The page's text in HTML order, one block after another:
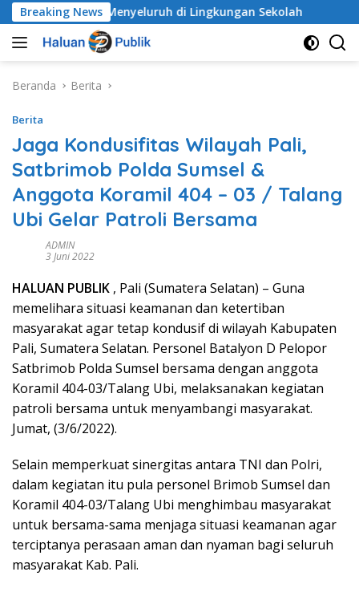
Langsung
ke
konten
Breaking News
Secara Menyeluruh di Lingkungan Sekolah
Beranda Berita
Berita
Jaga Kondusifitas Wilayah Pali,
Satbrimob Polda Sumsel &
Anggota Koramil 404 – 03 / Talang
Ubi Gelar Patroli Bersama
ADMIN
3 Juni 2022
HALUAN PUBLIK , Pali (Sumatera Selatan) – Guna
memelihara situasi keamanan dan ketertiban
masyarakat agar tetap kondusif di wilayah Kabupaten
Pali, Sumatera Selatan. Personel Batalyon D Pelopor
Satbrimob Polda Sumsel bersama dengan anggota
Koramil 404-03/Talang Ubi, melaksanakan kegiatan
patroli bersama untuk menyambangi masyarakat.
Jumat, (3/6/2022).
Selain memperkuat sinergitas antara TNI dan Polri,
dalam kegiatan itu pula personel Brimob Sumsel dan
Koramil 404-03/Talang Ubi menghimbau masyarakat
untuk bersama-sama menjaga situasi keamanan agar
terciptanya perasaan aman dan nyaman bagi seluruh
masyarakat Kab. Pali.